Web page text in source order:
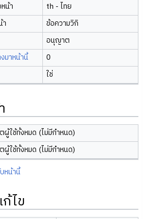
น้า
th - ไทย
ข้อความวิกิ
อนุญาต
มาหน้านี้
0
ใช่
ใช้ทั้งหมด (ไม่มีกำหนด)
ใช้ทั้งหมด (ไม่มีกำหนด)
หน้านี้
ไข